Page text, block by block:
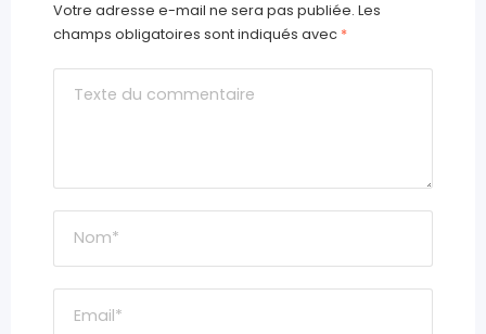
Votre adresse e-mail ne sera pas publiée. Les
champs obligatoires sont indiqués avec *